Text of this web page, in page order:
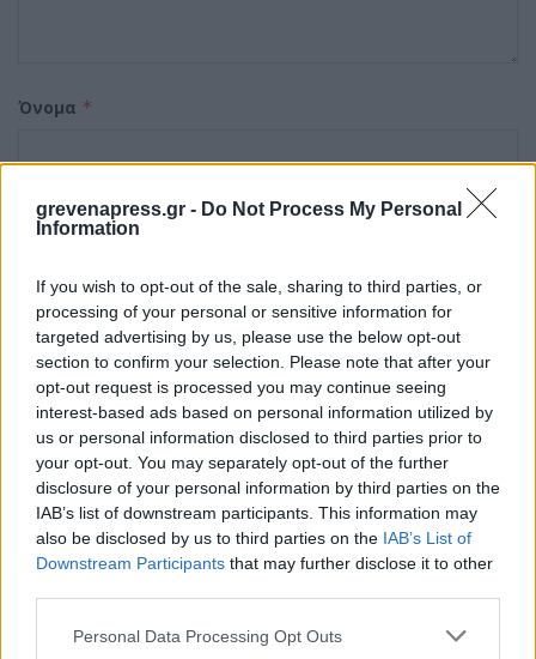
grevenapress.gr - Do Not Process My Personal
Information
If you wish to opt-out of the sale, sharing to third parties, or
processing of your personal or sensitive information for
targeted advertising by us, please use the below opt-out
section to confirm your selection. Please note that after your
opt-out request is processed you may continue seeing
interest-based ads based on personal information utilized by
us or personal information disclosed to third parties prior to
your opt-out. You may separately opt-out of the further
disclosure of your personal information by third parties on the
IAB’s list of downstream participants. This information may
also be disclosed by us to third parties on the IAB’s List of
Downstream Participants that may further disclose it to other
Personal Data Processing Opt Outs
Όνομα *
Email*
Ιστότοπος
Αποθήκευσε το όνομά μου, email, και τον ιστότοπο
μου σε αυτόν τον πλοηγό για την επόμενη φορά που
θα σχολιάσω.